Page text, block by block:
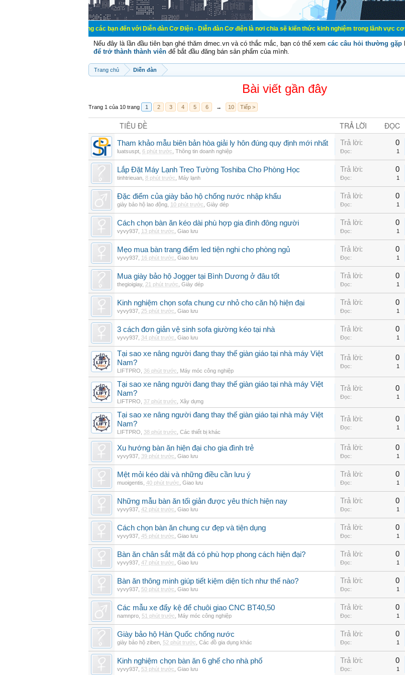
Chào mừng các bạn đến với Diễn đàn Cơ Điện - Diễn đàn Cơ điện là nơi chia sẽ kiến thức kinh nghiệm trong lãnh vực cơ điện,
Nếu đây là lần đầu tiên bạn ghé thăm dmec.vn và có thắc mắc, bạn có thể xem các câu hỏi thường gặp
để trở thành thành viên để bắt đầu đăng bán sản phẩm của mình.
Trang chủ Diễn đàn
Bài viết gần đây
Trang 1 của 10 trang 1 2 3 4 5 6 → 10 Tiếp >
TIÊU ĐỀ TRẢ LỜI ĐỌC
Tham khảo mẫu biên bản hòa giải ly hôn đúng quy định mới nhất
luatsuspt 6 phút trước Thông tin doanh nghiệp
Trả lời: 0
Đọc: 1
Lắp Đặt Máy Lạnh Treo Tường Toshiba Cho Phòng Học
tinhtrieuan 8 phút trước Máy lạnh
Trả lời: 0
Đọc: 1
Đặc điểm của giày bảo hộ chống nước nhập khẩu
giày bảo hộ lao động 10 phút trước Giày dép
Trả lời: 0
Đọc: 1
Cách chọn bàn ăn kéo dài phù hợp gia đình đông người
vyvy937 13 phút trước Giao lưu
Trả lời: 0
Đọc: 1
Mẹo mua bàn trang điểm led tiện nghi cho phòng ngủ
vyvy937 16 phút trước Giao lưu
Trả lời: 0
Đọc: 1
Mua giày bảo hộ Jogger tại Bình Dương ở đâu tốt
thegioigiay, 21 phút trước Giày dép
Trả lời: 0
Đọc: 1
Kinh nghiệm chọn sofa chung cư nhỏ cho căn hộ hiện đại
vyvy937 25 phút trước Giao lưu
Trả lời: 0
Đọc: 1
3 cách đơn giản vệ sinh sofa giường kéo tại nhà
vyvy937 34 phút trước Giao lưu
Trả lời: 0
Đọc: 1
Tại sao xe nâng người đang thay thế giàn giáo tại nhà máy Việt
Nam?
LIFTPRO 36 phút trước Máy móc công nghiệp
Trả lời: 0
Đọc: 1
Tại sao xe nâng người đang thay thế giàn giáo tại nhà máy Việt
Nam?
LIFTPRO 37 phút trước Xây dựng
Trả lời: 0
Đọc: 1
Tại sao xe nâng người đang thay thế giàn giáo tại nhà máy Việt
Nam?
LIFTPRO 38 phút trước Các thiết bị khác
Trả lời: 0
Đọc: 1
Xu hướng bàn ăn hiện đại cho gia đình trẻ
vyvy937 39 phút trước Giao lưu
Trả lời: 0
Đọc: 1
Mệt mỏi kéo dài và những điều cần lưu ý
muoigentis 40 phút trước Giao lưu
Trả lời: 0
Đọc: 1
Những mẫu bàn ăn tối giản được yêu thích hiện nay
vyvy937 42 phút trước Giao lưu
Trả lời: 0
Đọc: 1
Cách chọn bàn ăn chung cư đẹp và tiện dụng
vyvy937 45 phút trước Giao lưu
Trả lời: 0
Đọc: 1
Bàn ăn chân sắt mặt đá có phù hợp phong cách hiện đại?
vyvy937 47 phút trước Giao lưu
Trả lời: 0
Đọc: 1
Bàn ăn thông minh giúp tiết kiệm diện tích như thế nào?
vyvy937 50 phút trước Giao lưu
Trả lời: 0
Đọc: 1
Các mẫu xe đẩy kệ để chuôi giao CNC BT40,50
namnpro 51 phút trước Máy móc công nghiệp
Trả lời: 0
Đọc: 1
Giày bảo hộ Hàn Quốc chống nước
giày bảo hộ ziben 52 phút trước Các đồ gia dụng khác
Trả lời: 0
Đọc: 1
Kinh nghiệm chọn bàn ăn 6 ghế cho nhà phố
vyvy937 53 phút trước Giao lưu
Trả lời: 0
Đọc: 1